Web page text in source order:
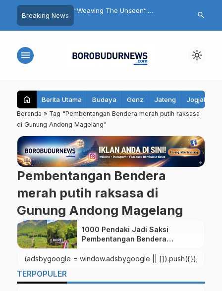
Breaking News
Kota Magelang
“Weaving The Unseen”:
Alsaira di ARTOTEL Leguna
FMKI Gelar
Magelang
search
menu light_mode
home Berita Utama Budaya Genz Jateng Jogjakarta
Beranda » Tag "Pembentangan Bendera merah putih raksasa
di Gunung Andong Magelang"
Pembentangan Bendera
merah putih raksasa di
Gunung Andong Magelang
1000 Pendaki Jadi Saksi
Pembentangan Bendera
Andong
(adsbygoogle = window.adsbygoogle || []).push({});
TERPOPULER